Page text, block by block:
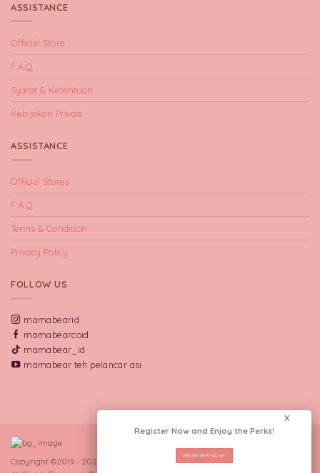
ASSISTANCE
Official Store
F.A.Q
Syarat & Ketentuan
Kebijakan Privasi
ASSISTANCE
Official Stores
F.A.Q
Terms & Condition
Privacy Policy
FOLLOW US
mamabearid
mamabearcoid
mamabear_id
mamabear teh pelancar asi
Copyright ©2019 - 2026 CV Manna Indo Lakta.
X
Register Now and Enjoy the Perks!
REGISTER NOW